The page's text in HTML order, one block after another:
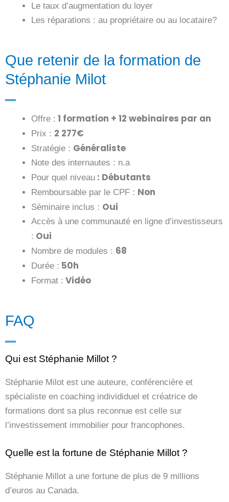
Le taux d’augmentation du loyer
Les réparations : au propriétaire ou au locataire?
Que retenir de la formation de
Stéphanie Milot
Offre : 1 formation + 12 webinaires par an
Prix : 2 277€
Stratégie : Généraliste
Note des internautes : n.a
Pour quel niveau : Débutants
Remboursable par le CPF : Non
Séminaire inclus : Oui
Accès à une communauté en ligne d’investisseurs
: Oui
Nombre de modules : 68
Durée : 50h
Format : Vidéo
FAQ
Qui est Stéphanie Millot ?
Stéphanie Milot est une auteure, conférencière et
spécialiste en coaching individiduel et créatrice de
formations dont sa plus reconnue est celle sur
l’investissement immobilier pour francophones.
Quelle est la fortune de Stéphanie Millot ?
Stéphanie Millot a une fortune de plus de 9 millions
d’euros au Canada.